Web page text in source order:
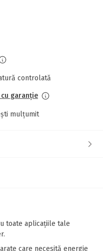
controlată
garanție
mulțumit
toate aplicațiile tale
care necesită energie